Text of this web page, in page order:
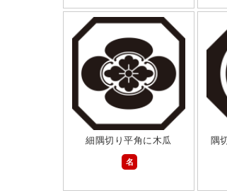
細隅切り平角に木瓜
名
隅